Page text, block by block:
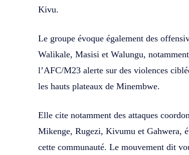
Kivu.
Le groupe évoque également des
Walikale, Masisi et Walungu,
l’AFC/M23 alerte sur des violences
les hauts plateaux de Minembwe.
Elle cite notamment des attaques
Mikenge, Rugezi, Kivumu et Gahwera,
cette communauté. Le mouvement dit